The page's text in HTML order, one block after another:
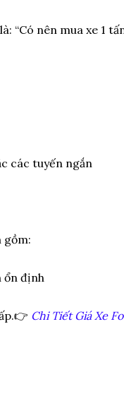
“Có nên mua xe 1
các tuyến ngắn
gồm:
ổn định
👉 Chi Tiết Giá Xe